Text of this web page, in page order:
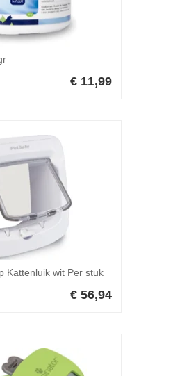
€ 11,99
Kattenluik wit Per stuk
€ 56,94